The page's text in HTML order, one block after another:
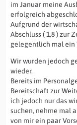
im Januar meine
erfolgreich
Aufgrund der
Abschluss ( 1,8 ) zur
gelegentlich mal ein
Wir wurden jedoch
wieder.
Bereits im
Bereitschaft zur
ich jedoch nur das
suchen, nehme mal
von mir ein paar